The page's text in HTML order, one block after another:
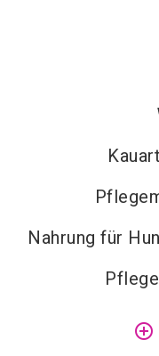
Nahrung für
add_circle_outline